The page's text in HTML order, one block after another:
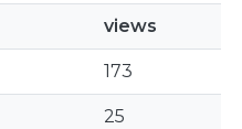
views
173
25